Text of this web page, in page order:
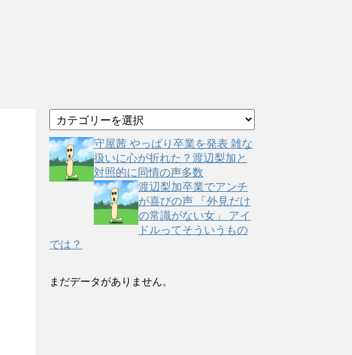
テ
ゴ
リ
守屋茜 やっぱり卒業を発表 雑な
扱いに心が折れた？渡辺梨加と
対照的に同情の声多数
渡辺梨加卒業でアンチ
が喜びの声 「外見だけ
の常識がない女」 アイ
ドルってそういうもの
では？
まだデータがありません。